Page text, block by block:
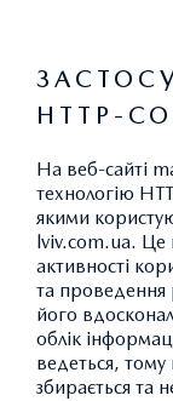
ВИКИДИ CO2
HTTP-
На веб-сайті
технологію
якими
lviv.com.ua. Це
активності
та проведення
його
облік
ведеться, тому
збирається та